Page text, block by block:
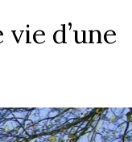
d’une